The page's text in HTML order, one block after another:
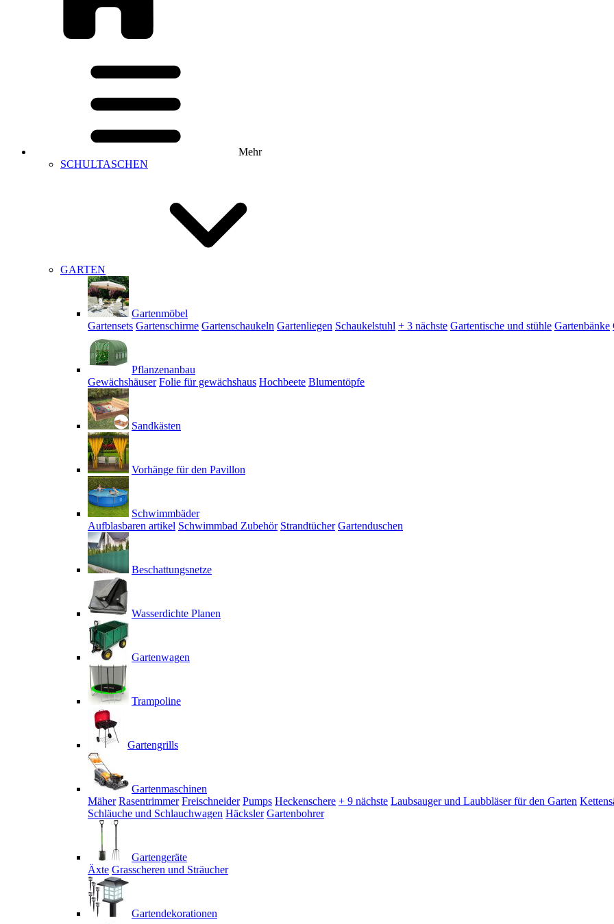
Mehr
SCHULTASCHEN
GARTEN
Gartenmöbel
Gartensets Gartenschirme Gartenschaukeln Gartenliegen Schaukelstuhl + 3 nächste Gartentische und stühle Gartenbänke
Pflanzenanbau
Gewächshäuser Folie für gewächshaus Hochbeete Blumentöpfe
Sandkästen
Vorhänge für den Pavillon
Schwimmbäder
Aufblasbaren artikel Schwimmbad Zubehör Strandtücher Gartenduschen
Beschattungsnetze
Wasserdichte Planen
Gartenwagen
Trampoline
Gartengrills
Gartenmaschinen
Mäher Rasentrimmer Freischneider Pumps Heckenschere + 9 nächste Laubsauger und Laubbläser für den Garten
Schläuche und Schlauchwagen Häcksler Gartenbohrer
Gartengeräte
Äxte Grasscheren und Sträucher
Gartendekorationen